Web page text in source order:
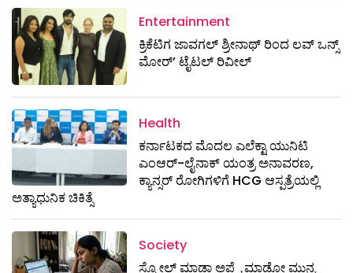
Entertainment
ಕ್ರಿಕೆಟಿಗ ಜಾವಗಲ್ ಶ್ರೀನಾಥ್ ರಿಂದ ಲವ್ ಒನ್ಸ್
ಮೋರ್’ ಟೈಟಲ್ ರಿವೀಲ್
Health
ಕರ್ನಾಟಕದ ಮೊದಲ ಎಲೆಕ್ಟಾ ಯುನಿಟಿ
ಎಂಆರ್-ಲೈನಾಕ್ ಯಂತ್ರ ಅನಾವರಣ,
ಕ್ಯಾನ್ಸರ್ ರೋಗಿಗಳಿಗೆ HCG ಆಸ್ಪತ್ರೆಯಲ್ಲಿ
ಅತ್ಯಾಧುನಿಕ ಚಿಕಿತ್ಸೆ
Society
ಸ್ಕ್ರೋಲ್ ಮಾಡ್ತಾ ಅಪ್ಲೈ ಮಾಡೋ ಮುನ್ನ